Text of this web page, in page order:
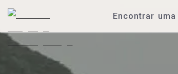
Encontrar